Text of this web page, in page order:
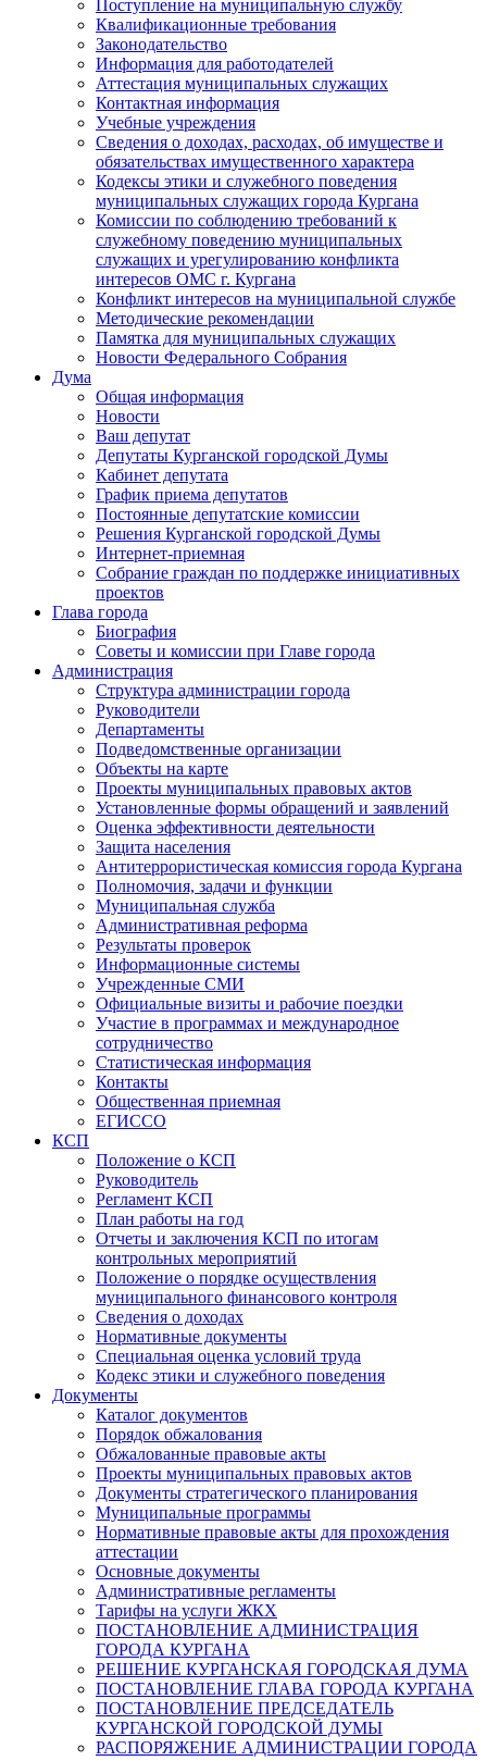
Поступление на муниципальную службу
Квалификационные требования
Законодательство
Информация для работодателей
Аттестация муниципальных служащих
Контактная информация
Учебные учреждения
Сведения о доходах, расходах, об имуществе и
обязательствах имущественного характера
Кодексы этики и служебного поведения
муниципальных служащих города Кургана
Комиссии по соблюдению требований к
служебному поведению муниципальных
служащих и урегулированию конфликта
интересов ОМС г. Кургана
Конфликт интересов на муниципальной службе
Методические рекомендации
Памятка для муниципальных служащих
Новости Федерального Cобрания
Дума
Общая информация
Новости
Ваш депутат
Депутаты Курганской городской Думы
Кабинет депутата
График приема депутатов
Постоянные депутатские комиссии
Решения Курганской городской Думы
Интернет-приемная
Собрание граждан по поддержке инициативных
проектов
Глава города
Биография
Советы и комиссии при Главе города
Администрация
Структура администрации города
Руководители
Департаменты
Подведомственные организации
Объекты на карте
Проекты муниципальных правовых актов
Установленные формы обращений и заявлений
Оценка эффективности деятельности
Защита населения
Антитеррористическая комиссия города Кургана
Полномочия, задачи и функции
Муниципальная служба
Административная реформа
Результаты проверок
Информационные системы
Учрежденные СМИ
Официальные визиты и рабочие поездки
Участие в программах и международное
сотрудничество
Статистическая информация
Контакты
Общественная приемная
ЕГИССО
КСП
Положение о КСП
Руководитель
Регламент КСП
План работы на год
Отчеты и заключения КСП по итогам
контрольных мероприятий
Положение о порядке осуществления
муниципального финансового контроля
Сведения о доходах
Нормативные документы
Специальная оценка условий труда
Кодекс этики и служебного поведения
Документы
Каталог документов
Порядок обжалования
Обжалованные правовые акты
Проекты муниципальных правовых актов
Документы стратегического планирования
Муниципальные программы
Нормативные правовые акты для прохождения
аттестации
Основные документы
Административные регламенты
Тарифы на услуги ЖКХ
ПОСТАНОВЛЕНИЕ АДМИНИСТРАЦИЯ
ГОРОДА КУРГАНА
РЕШЕНИЕ КУРГАНСКАЯ ГОРОДСКАЯ ДУМА
ПОСТАНОВЛЕНИЕ ГЛАВА ГОРОДА КУРГАНА
ПОСТАНОВЛЕНИЕ ПРЕДСЕДАТЕЛЬ
КУРГАНСКОЙ ГОРОДСКОЙ ДУМЫ
РАСПОРЯЖЕНИЕ АДМИНИСТРАЦИИ ГОРОДА